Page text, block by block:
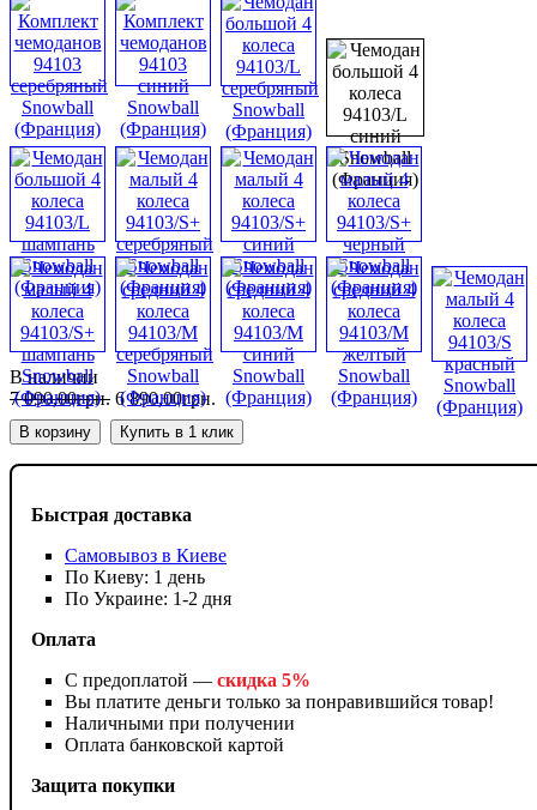
Быстрая доставка
Самовывоз в Киеве
По Киеву: 1 день
По Украине: 1-2 дня
Оплата
С предоплатой — скидка 5%
Вы платите деньги только за понравившийся товар!
Наличными при получении
Оплата банковской картой
Защита покупки
В наличии
7 090,00грн. 6 890,00грн.
В корзину Купить в 1 клик